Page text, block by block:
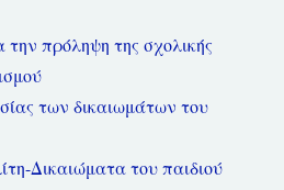
πρόληψη της σχολικής
των δικαιωμάτων του
Δικαιώματα του παιδιού